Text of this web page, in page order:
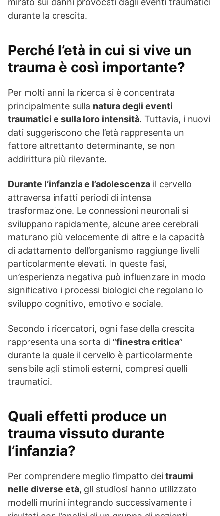
mirato sui danni provocati dagli eventi traumatici
durante la crescita.
Perché l’età in cui si vive un
trauma è così importante?
Per molti anni la ricerca si è concentrata
principalmente sulla natura degli eventi
traumatici e sulla loro intensità. Tuttavia, i nuovi
dati suggeriscono che l’età rappresenta un
fattore altrettanto determinante, se non
addirittura più rilevante.
Durante l’infanzia e l’adolescenza il cervello
attraversa infatti periodi di intensa
trasformazione. Le connessioni neuronali si
sviluppano rapidamente, alcune aree cerebrali
maturano più velocemente di altre e la capacità
di adattamento dell’organismo raggiunge livelli
particolarmente elevati. In queste fasi,
un’esperienza negativa può influenzare in modo
significativo i processi biologici che regolano lo
sviluppo cognitivo, emotivo e sociale.
Secondo i ricercatori, ogni fase della crescita
rappresenta una sorta di “finestra critica”
durante la quale il cervello è particolarmente
sensibile agli stimoli esterni, compresi quelli
traumatici.
Quali effetti produce un
trauma vissuto durante
l’infanzia?
Per comprendere meglio l’impatto dei traumi
nelle diverse età, gli studiosi hanno utilizzato
modelli murini integrando successivamente i